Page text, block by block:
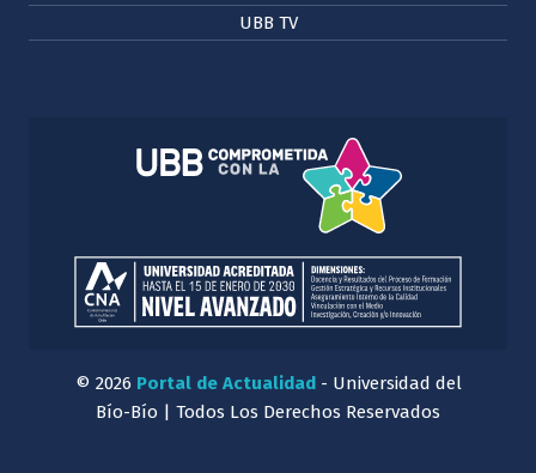
UBB TV
© 2026 Portal de Actualidad- Universidad del
Bío-Bío | Todos Los Derechos Reservados